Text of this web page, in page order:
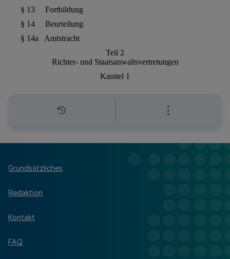
Grundsätzliches
Redaktion
Kontakt
FAQ